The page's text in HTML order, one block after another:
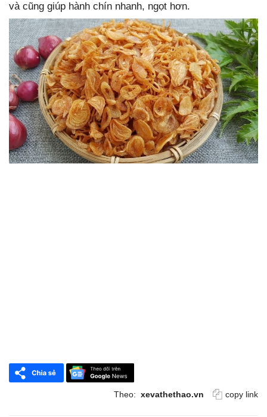
và cũng giúp hành chín nhanh, ngọt hơn.
Theo: xevathethao.vn copy link